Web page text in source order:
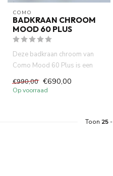
COMO
BADKRAAN CHROOM
MOOD 60 PLUS
Deze badkraan chroom van
Como Mood 60 Plus is een
therm...
€990,00 €690,00
Op voorraad
Toon 25-